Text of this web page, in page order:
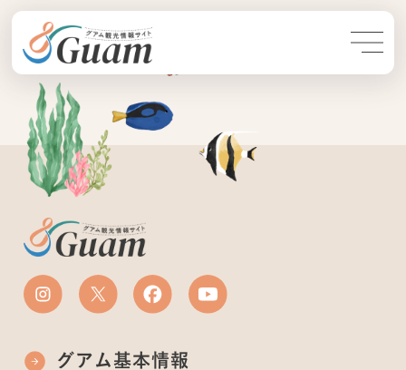
グアム基本情報